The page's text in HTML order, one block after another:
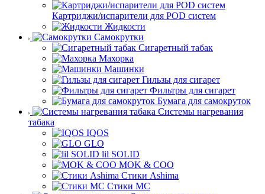
Картриджи/испарители для POD систем
Жидкости
Самокрутки
Сигаретный табак
Махорка
Машинки
Гильзы для сигарет
Фильтры для сигарет
Бумага для самокруток
Системы нагревания
табака
IQOS
GLO
lil SOLID
MOK & COO
Стики Ashima
Стики MC